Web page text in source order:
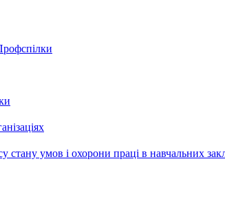
стану умов і охорони праці в навчальних